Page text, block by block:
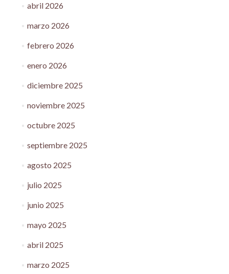
abril 2026
marzo 2026
febrero 2026
enero 2026
diciembre 2025
noviembre 2025
octubre 2025
septiembre 2025
agosto 2025
julio 2025
junio 2025
mayo 2025
abril 2025
marzo 2025